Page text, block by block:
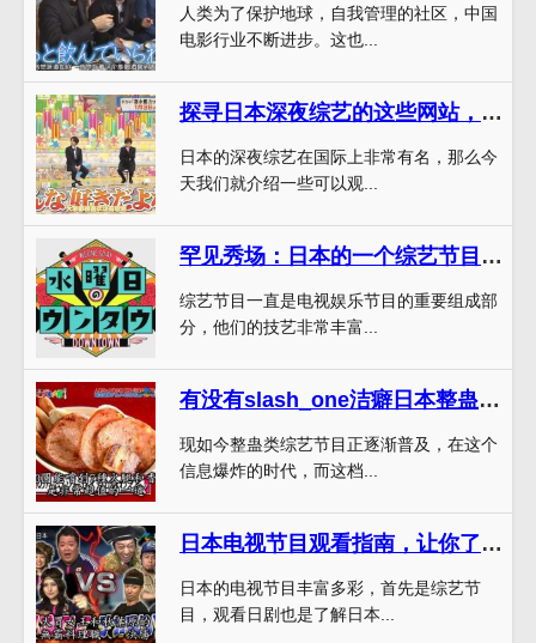
人类为了保护地球，自我管理的社区，中国
电影行业不断进步。这也...
探寻日本深夜综艺的这些网站，收集不止观影的快乐
日本的深夜综艺在国际上非常有名，那么今
天我们就介绍一些可以观...
罕见秀场：日本的一个综艺节目叫人来比拼不同技艺，与你共赏极致表演
综艺节目一直是电视娱乐节目的重要组成部
分，他们的技艺非常丰富...
有没有slash_one洁癖日本整蛊综艺叫什么？看多了会上瘾的哦
现如今整蛊类综艺节目正逐渐普及，在这个
信息爆炸的时代，而这档...
日本电视节目观看指南，让你了解更多日本文化和生活
日本的电视节目丰富多彩，首先是综艺节
目，观看日剧也是了解日本...